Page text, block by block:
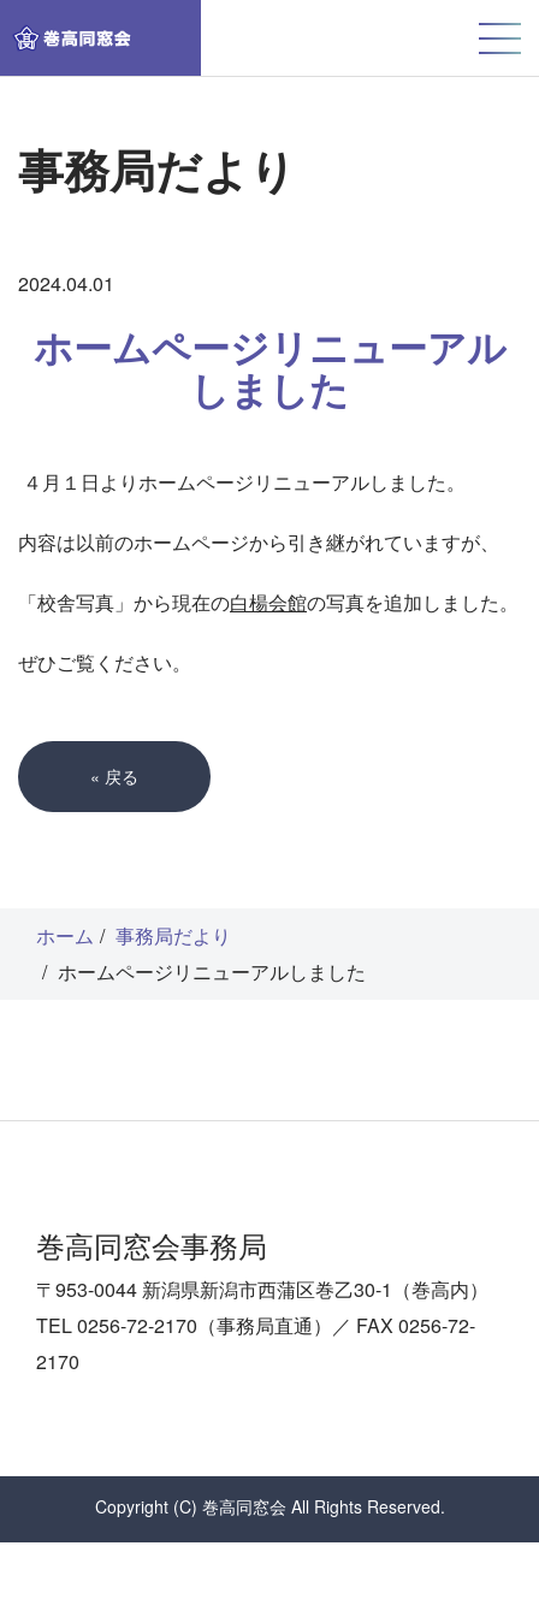
事務局だより
2024.04.01
ホームページリニューアル
しました
４月１日よりホームページリニューアルしました。
内容は以前のホームページから引き継がれていますが、
「校舎写真」から現在の白楊会館の写真を追加しました。
ぜひご覧ください。
« 戻る
ホーム
事務局だより
ホームページリニューアルしました
巻高同窓会事務局
〒953-0044 新潟県新潟市西蒲区巻乙30-1（巻高内）
TEL 0256-72-2170（事務局直通）／ FAX 0256-72-
2170
Copyright (C) 巻高同窓会 All Rights Reserved.